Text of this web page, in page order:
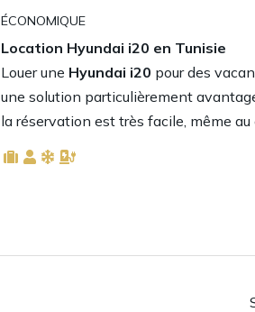
ÉCONOMIQUE
Location Hyundai i20 en Tunisie
Louer une Hyundai i20 pour des
une solution particulièrement
la réservation est très facile, même